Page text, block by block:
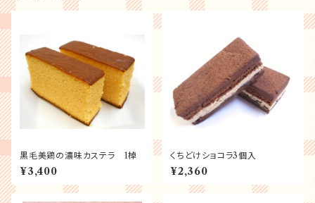
黒毛美鶏の濃味カステラ 1棹
¥3,400
くちどけショコラ3個入
¥2,360